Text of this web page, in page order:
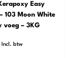
Easy
103 Moon White
voeg – 3KG
Incl. btw